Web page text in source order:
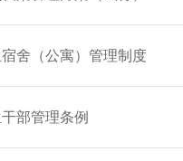
舍（公寓）管理制度
部管理条例